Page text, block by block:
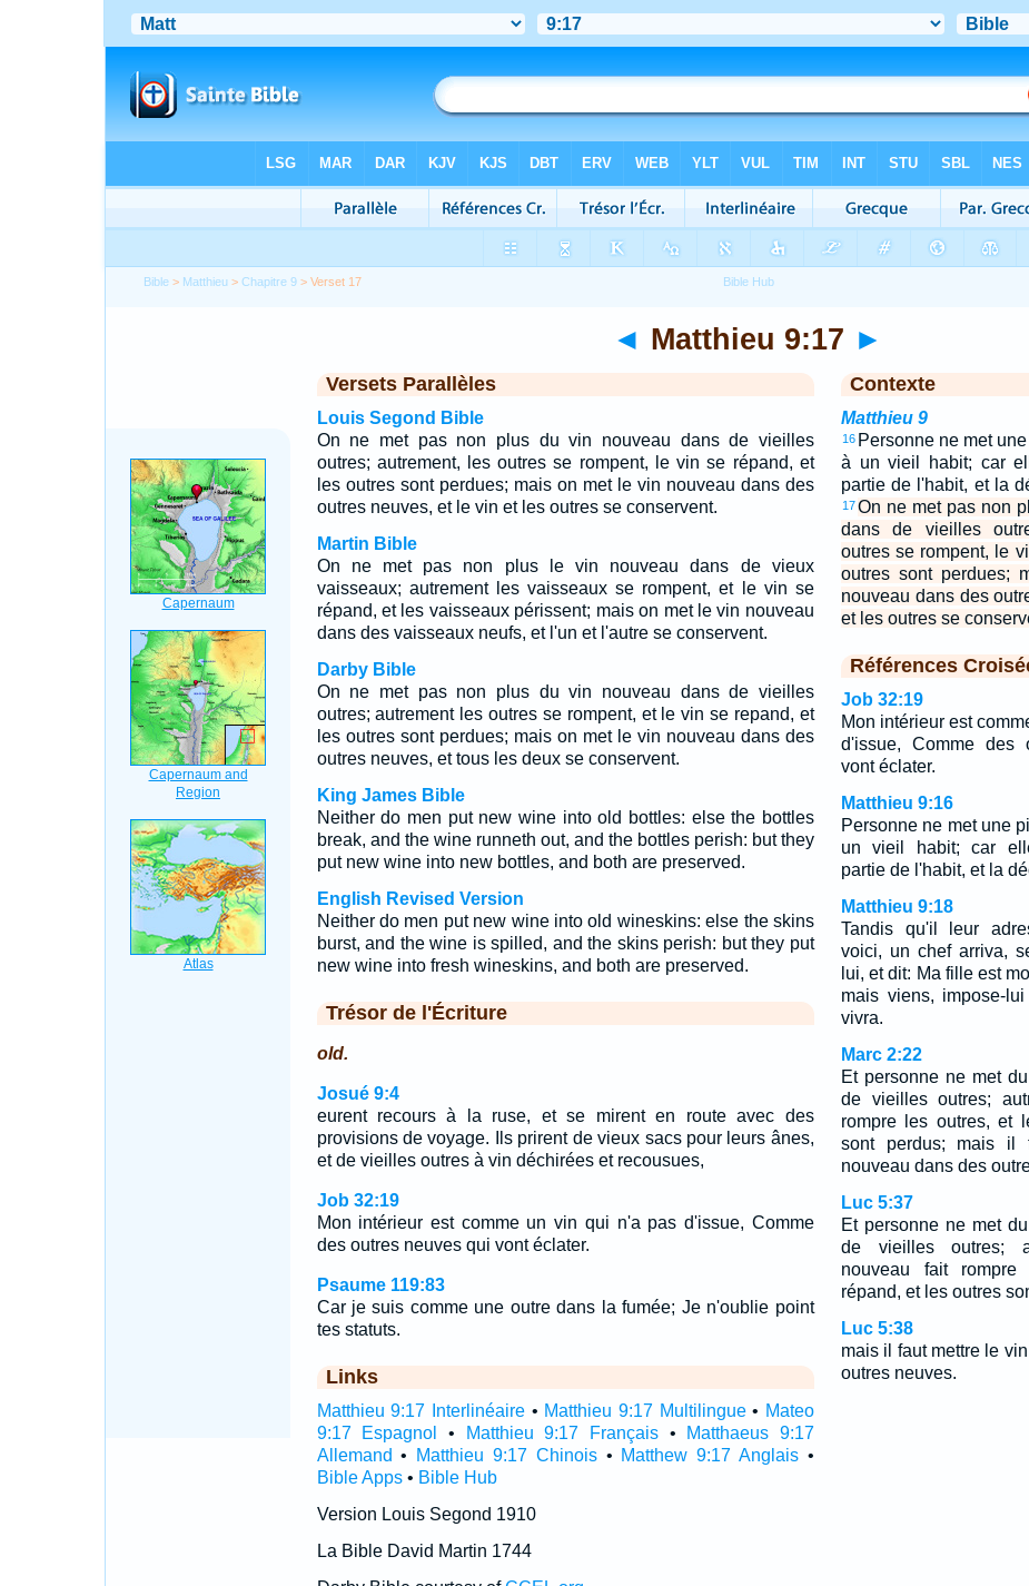
Bible > Matthieu >Chapitre 9 > Verset 17
◄ Matthieu 9:17 ►
Versets Parallèles
Louis Segond Bible
On ne met pas non plus du vin nouveau dans de vieilles
outres; autrement, les outres se rompent, le vin se répand, et
les outres sont perdues; mais on met le vin nouveau dans des
outres neuves, et le vin et les outres se conservent.
Martin Bible
On ne met pas non plus le vin nouveau dans de vieux
vaisseaux; autrement les vaisseaux se rompent, et le vin se
répand, et les vaisseaux périssent; mais on met le vin nouveau
dans des vaisseaux neufs, et l'un et l'autre se conservent.
Darby Bible
On ne met pas non plus du vin nouveau dans de vieilles
outres; autrement les outres se rompent, et le vin se repand, et
les outres sont perdues; mais on met le vin nouveau dans des
outres neuves, et tous les deux se conservent.
King James Bible
Neither do men put new wine into old bottles: else the bottles
break, and the wine runneth out, and the bottles perish: but they
put new wine into new bottles, and both are preserved.
English Revised Version
Neither do men put new wine into old wineskins: else the skins
burst, and the wine is spilled, and the skins perish: but they put
new wine into fresh wineskins, and both are preserved.
Trésor de l'Écriture
old.
Josué 9:4
eurent recours à la ruse, et se mirent en route avec des
provisions de voyage. Ils prirent de vieux sacs pour leurs ânes,
et de vieilles outres à vin déchirées et recousues,
Job 32:19
Mon intérieur est comme un vin qui n'a pas d'issue, Comme
des outres neuves qui vont éclater.
Psaume 119:83
Car je suis comme une outre dans la fumée; Je n'oublie point
tes statuts.
Links
Matthieu 9:17 Interlinéaire• Matthieu 9:17 Multilingue• Mateo
9:17 Espagnol
• Matthieu 9:17 Français•
Matthaeus 9:17
Allemand • Matthieu 9:17 Chinois• Matthew 9:17 Anglais •
Bible Apps• Bible Hub
Version Louis Segond 1910
La Bible David Martin 1744
Contexte
Matthieu 9
16 Personne ne met
à un vieil habit; car
partie de l'habit, et la
17On ne met pas non
dans de vieilles
outres se rompent, le
outres sont perdues;
nouveau dans des
et les outres se
Références
Job 32:19
Mon intérieur est
d'issue, Comme des
vont éclater.
Matthieu 9:16
Personne ne met une
un vieil habit; car
partie de l'habit, et la
Matthieu 9:18
Tandis qu'il leur
voici, un chef arriva,
lui, et dit: Ma fille est
mais viens, impose-
vivra.
Marc 2:22
Et personne ne met
de vieilles outres;
rompre les outres, et
sont perdus; mais il
nouveau dans des
Luc 5:37
Et personne ne met
de vieilles outres;
nouveau fait
répand, et les outres
Luc 5:38
mais il faut mettre le
outres neuves.